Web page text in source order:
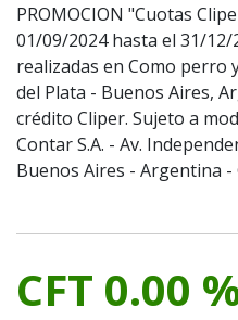
PROMOCION "Cuotas
01/09/2024 hasta el 31/
realizadas en Como perro
del Plata - Buenos Aires,
crédito Cliper. Sujeto a
Contar S.A. - Av.
Buenos Aires - Argentina -
CFT 0.00